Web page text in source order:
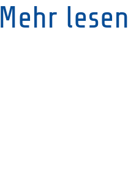
Mehr lesen